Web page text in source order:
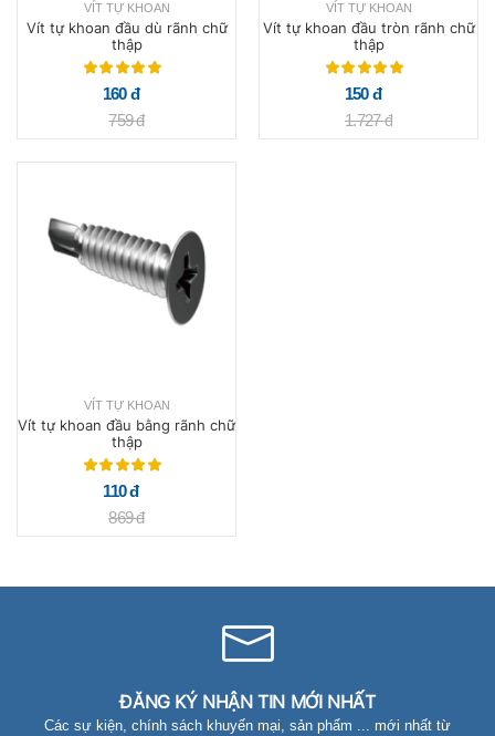
VÍT TỰ KHOAN
Vít tự khoan đầu dù rãnh chữ
thập
160 đ
759 đ
VÍT TỰ KHOAN
Vít tự khoan đầu tròn rãnh chữ
thập
150 đ
1.727 đ
VÍT TỰ KHOAN
Vít tự khoan đầu bằng rãnh chữ
thập
110 đ
869 đ
ĐĂNG KÝ NHẬN TIN MỚI NHẤT
Các sự kiện, chính sách khuyến mại, sản phẩm ... mới nhất từ